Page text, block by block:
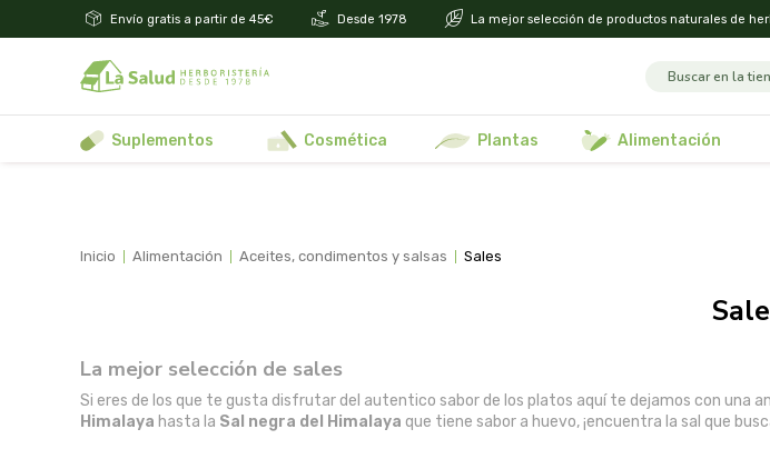
Envío gratis a partir de 45€ Desde 1978 La mejor selección de productos naturales de
suplementos cosmética plantas alimentación
inicio alimentación aceites, condimentos y salsas sales
La mejor selección de sales
Si eres de los que te gusta disfrutar del autentico sabor de los platos aquí te dejamos con una
Himalaya hasta la Sal negra del Himalaya que tiene sabor a huevo, ¡encuentra la sal que